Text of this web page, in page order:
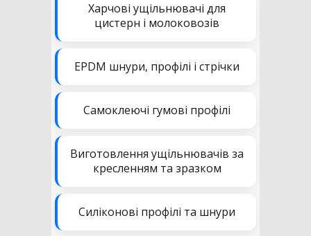
Харчові ущільнювачі для
цистерн і молоковозів
EPDM шнури, профілі і стрічки
Самоклеючі гумові профілі
Виготовлення ущільнювачів за
кресленням та зразком
Силіконові профілі та шнури